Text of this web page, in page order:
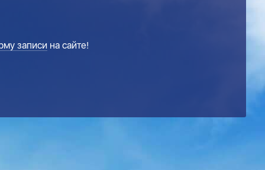
записи на сайте!